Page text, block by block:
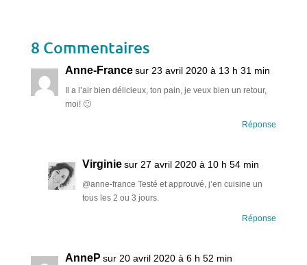
8 Commentaires
Anne-France sur 23 avril 2020 à 13 h 31 min
Il a l’air bien délicieux, ton pain, je veux bien un retour,
moi! 🙂
Réponse
Virginie sur 27 avril 2020 à 10 h 54 min
@anne-france Testé et approuvé, j’en cuisine un
tous les 2 ou 3 jours.
Réponse
AnneP sur 20 avril 2020 à 6 h 52 min